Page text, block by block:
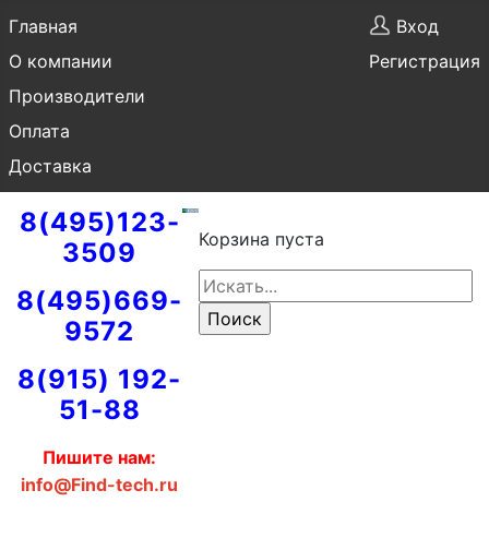
Главная
О компании
Производители
Оплата
Доставка
Вход
Регистрация
8(495)123-
3509
8(495)669-
9572
8(915) 192-
51-88
Пишите нам:
info@Find-tech.ru
Корзина пуста